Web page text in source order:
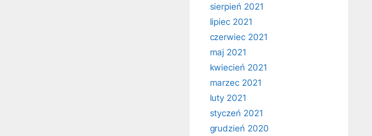
sierpień 2021
lipiec 2021
czerwiec 2021
maj 2021
kwiecień 2021
marzec 2021
luty 2021
styczeń 2021
grudzień 2020